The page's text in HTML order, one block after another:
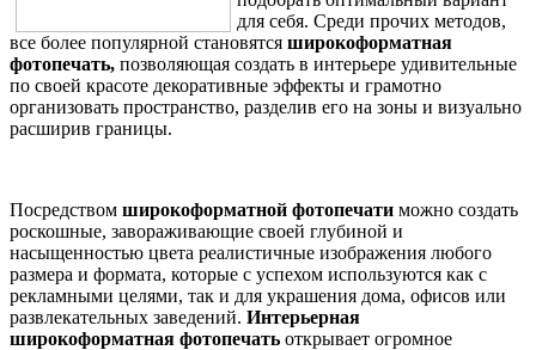
для себя. Среди прочих методов,
все более популярной становятся широкоформатная
фотопечать, позволяющая создать в интерьере удивительные
по своей красоте декоративные эффекты и грамотно
организовать пространство, разделив его на зоны и визуально
расширив границы.
Посредством широкоформатной фотопечати можно создать
роскошные, завораживающие своей глубиной и
насыщенностью цвета реалистичные изображения любого
размера и формата, которые с успехом используются как с
рекламными целями, так и для украшения дома, офисов или
развлекательных заведений. Интерьерная
широкоформатная фотопечать открывает огромное